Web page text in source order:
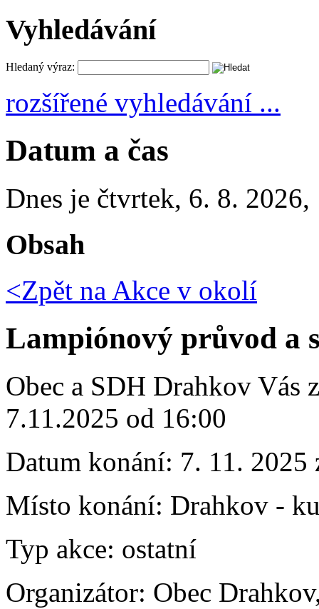
Vyhledávání
Hledaný výraz:
rozšířené vyhledávání ...
Datum a čas
Dnes je čtvrtek, 6. 8. 2026,
Obsah
<Zpět na Akce v okolí
Lampiónový průvod a
Obec a SDH Drahkov Vás
7.11.2025 od 16:00
Datum konání: 7. 11. 2025
Místo konání: Drahkov -
Typ akce: ostatní
Organizátor: Obec